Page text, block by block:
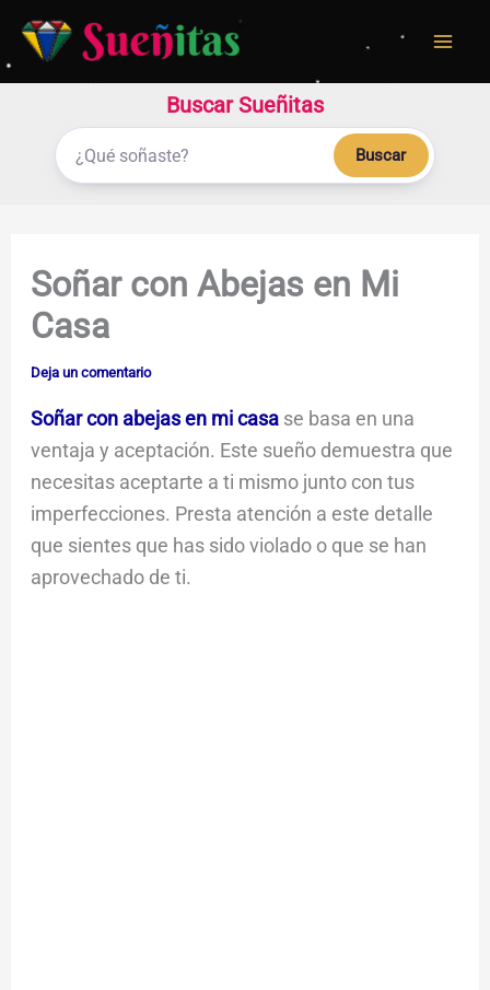
contenido
Buscar Sueñitas
Buscar
Soñar con Abejas en Mi
Casa
Deja un comentario
Soñar con abejas en mi casase basa en una
ventaja y aceptación. Este sueño demuestra que
necesitas aceptarte a ti mismo junto con tus
imperfecciones. Presta atención a este detalle
que sientes que has sido violado o que se han
aprovechado de ti.